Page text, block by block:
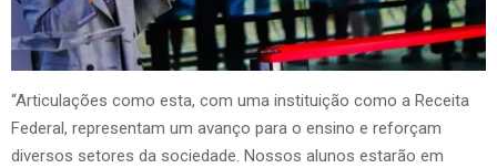
“Articulações como esta, com uma instituição como a Receita
Federal, representam um avanço para o ensino e reforçam
diversos setores da sociedade. Nossos alunos estarão em